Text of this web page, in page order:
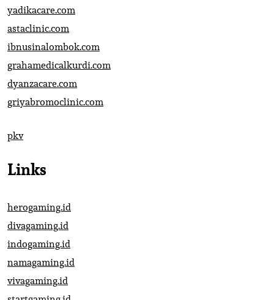
yadikacare.com
astaclinic.com
ibnusinalombok.com
grahamedicalkurdi.com
dyanzacare.com
griyabromoclinic.com
pkv
Links
herogaming.id
divagaming.id
indogaming.id
namagaming.id
vivagaming.id